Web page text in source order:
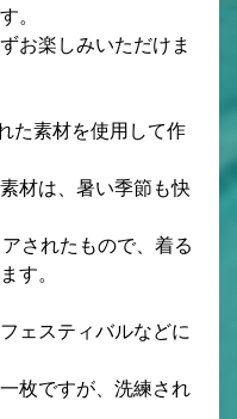
。
お楽しみいただけま
た素材を使用して作
材は、暑い季節も快
されたもので、着る
す。
ェスティバルなどに
枚ですが、洗練され